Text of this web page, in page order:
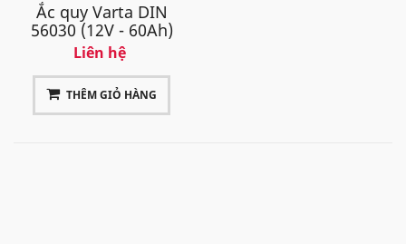
Ắc quy Varta DIN
56030 (12V - 60Ah)
Liên hệ
THÊM GIỎ HÀNG